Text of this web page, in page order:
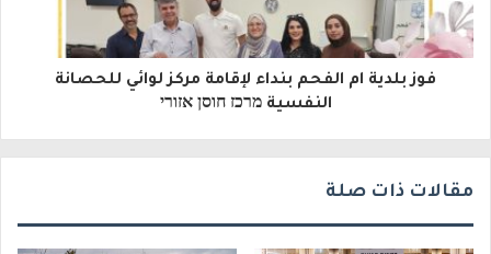
ر
و
فوز بلدية ام الفحم بنداء لإقامة مركز لوائي للحصانة
النفسية מרכז חוסן אזורי
مقالات ذات صلة